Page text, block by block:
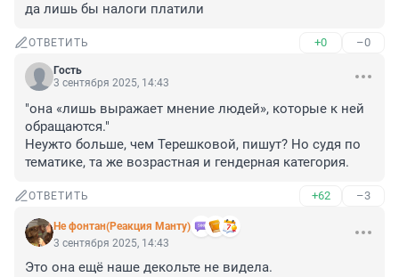
да лишь бы налоги платили
ОТВЕТИТЬ +0 –0
Гость
3 сентября 2025, 14:43
"она «лишь выражает мнение людей», которые к ней
обращаются."
Неужто больше, чем Терешковой, пишут? Но судя по
тематике, та же возрастная и гендерная категория.
ОТВЕТИТЬ +62 –3
Не фонтан(Реакция Манту)
3 сентября 2025, 14:43
Это она ещё наше декольте не видела.